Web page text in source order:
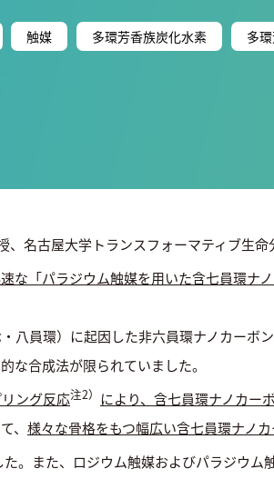
触媒 多環芳香族炭化水素 多
名古屋大学トランスフォーマティブ生命
な「パラジウム触媒を用いた含七員環ナ
八員環）に起因した非六員環ナノカーボ
な合成法が限られていました。
ング反応注2） により、含七員環ナノカー
、 様々な骨格をもつ幅広い含七員環ナノ
た。また、ロジウム触媒およびパラジウム